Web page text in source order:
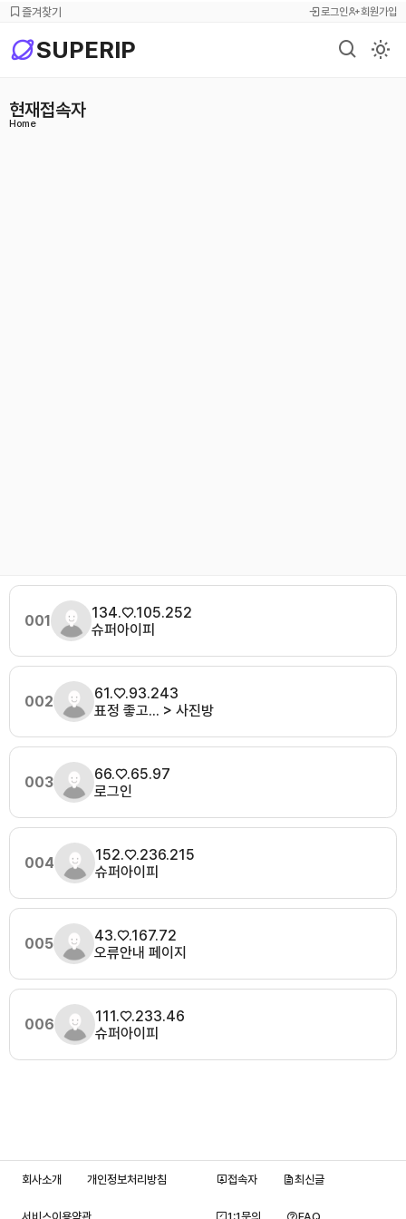
즐겨찾기 로그인 회원가입
SUPERIP
현재접속자
Home
001
134.♡.105.252
슈퍼아이피
002
61.♡.93.243
표정 좋고... > 사진방
003
66.♡.65.97
로그인
004
152.♡.236.215
슈퍼아이피
005
43.♡.167.72
오류안내 페이지
006
111.♡.233.46
슈퍼아이피
회사소개 개인정보처리방침 접속자 최신글